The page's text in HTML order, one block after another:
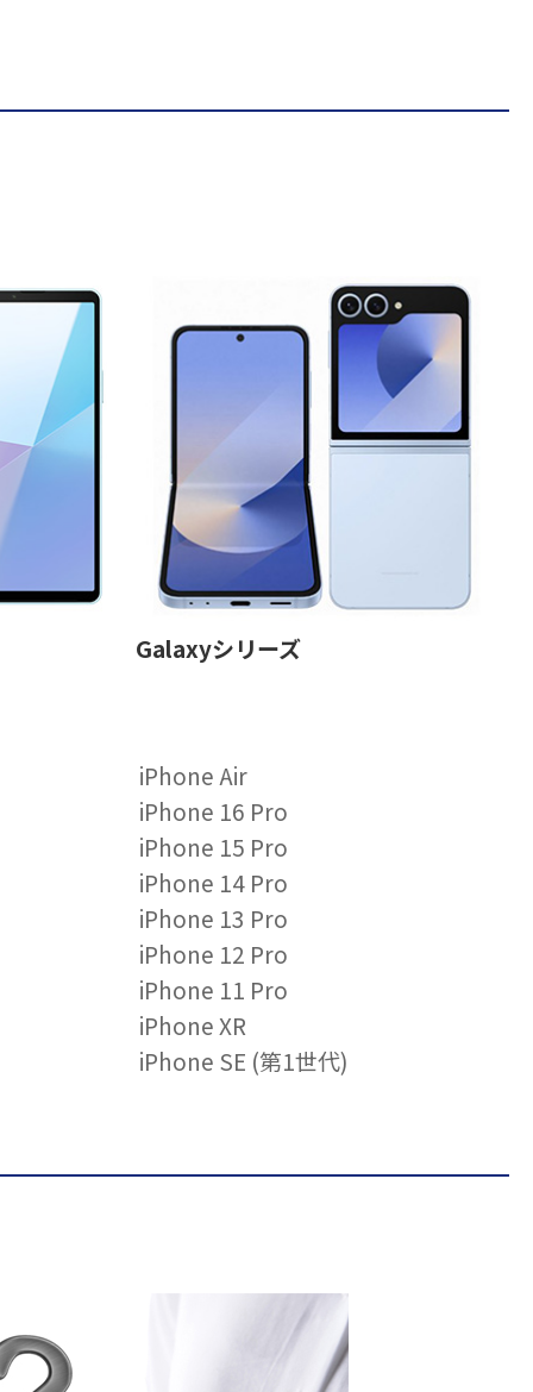
Galaxyシリーズ
iPhone Air
iPhone 16 Pro
iPhone 15 Pro
iPhone 14 Pro
iPhone 13 Pro
iPhone 12 Pro
iPhone 11 Pro
iPhone XR
iPhone SE (第1世代)